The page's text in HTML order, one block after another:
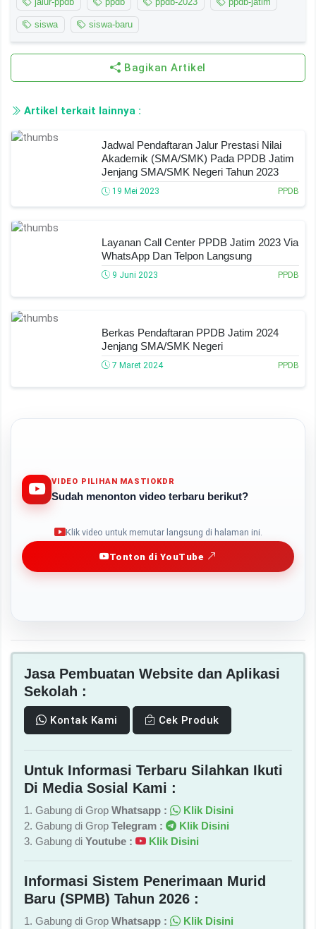
jalur-ppdb ppdb ppdb-2023 ppdb-jatim
siswa siswa-baru
Bagikan Artikel
Artikel terkait lainnya :
Jadwal Pendaftaran Jalur Prestasi Nilai
Akademik (SMA/SMK) Pada PPDB Jatim
Jenjang SMA/SMK Negeri Tahun 2023
19 Mei 2023 PPDB
Layanan Call Center PPDB Jatim 2023 Via
WhatsApp Dan Telpon Langsung
9 Juni 2023 PPDB
Berkas Pendaftaran PPDB Jatim 2024
Jenjang SMA/SMK Negeri
7 Maret 2024 PPDB
VIDEO PILIHAN MASTIOKDR
Sudah menonton video terbaru berikut?
Klik video untuk memutar langsung di halaman ini.
Tonton di YouTube
Jasa Pembuatan Website dan Aplikasi
Sekolah :
Kontak Kami Cek Produk
Untuk Informasi Terbaru Silahkan Ikuti
Di Media Sosial Kami :
1. Gabung di Grop Whatsapp :
Klik Disini
2. Gabung di Grop Telegram :
Klik Disini
3. Gabung di Youtube : Klik Disini
Informasi Sistem Penerimaan Murid
Baru (SPMB) Tahun 2026 :
1. Gabung di Grop Whatsapp :
Klik Disini